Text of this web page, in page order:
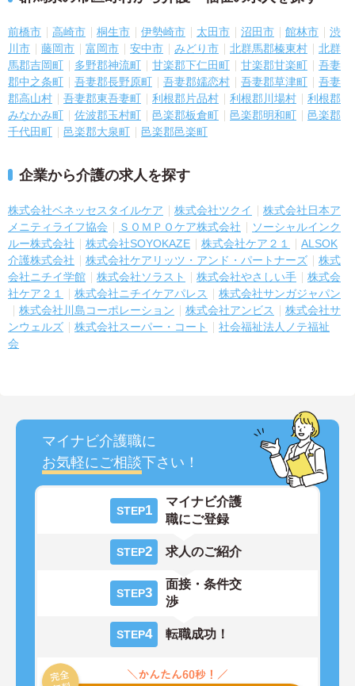
前橋市 高崎市 桐生市 伊勢崎市 太田市 沼田市 館林市
渋
川市
藤岡市 富岡市 安中市 みどり市 北群馬郡榛東村
北群
馬郡吉岡町
多野郡神流町 甘楽郡下仁田町 甘楽郡甘楽町
吾妻
郡中之条町
吾妻郡長野原町 吾妻郡嬬恋村 吾妻郡草津町
吾妻
郡高山村
吾妻郡東吾妻町 利根郡片品村 利根郡川場村
利根郡
みなかみ町
佐波郡玉村町 邑楽郡板倉町 邑楽郡明和町
邑楽郡
千代田町
邑楽郡大泉町 邑楽郡邑楽町
企業から介護の求人を探す
株式会社ベネッセスタイルケア 株式会社ツクイ
株式会社日本ア
メニティライフ協会
ＳＯＭＰＯケア株式会社
ソーシャルインク
ルー株式会社
株式会社SOYOKAZE 株式会社ケア２１
ALSOK
介護株式会社
株式会社ケアリッツ・アンド・パートナーズ
株式
会社ニチイ学館
株式会社ソラスト 株式会社やさしい手
株式会
社ケア２１
株式会社ニチイケアパレス
株式会社サンガジャパン
株式会社川島コーポレーション
株式会社アンビス
株式会社サ
ンウェルズ
株式会社スーパー・コート
社会福祉法人ノテ福祉
会
マイナビ介護職に
お気軽にご相談下さい！
STEP1
マイナビ介護
職にご登録
STEP2 求人のご紹介
STEP3
面接・条件交
渉
STEP4 転職成功！